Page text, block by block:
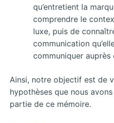
qu’entretient la
comprendre le
luxe, puis de
communication
communiquer auprès
Ainsi, notre objectif est de
hypothèses que nous
partie de ce mémoire.